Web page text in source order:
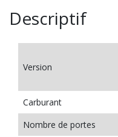
Descriptif
Version
Carburant
Nombre de portes